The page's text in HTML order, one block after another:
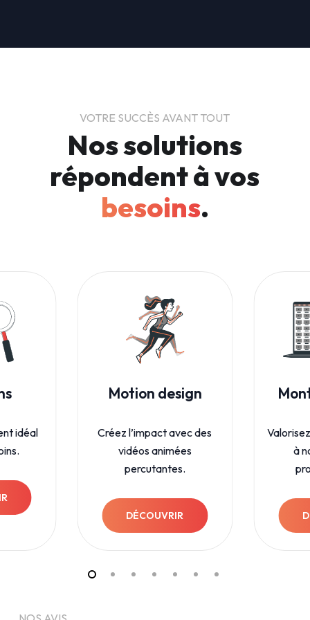
VOTRE SUCCÈS AVANT TOUT
Nos solutions
répondent à vos
besoins.
Motion design
Créez l’impact avec des
vidéos animées
percutantes.
DÉCOUVRIR
à
idéal